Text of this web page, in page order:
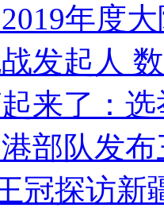
年度
发起人
来了：
部队发
冠探访新